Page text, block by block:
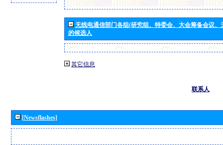
无线电通信部门各组(研究组、特委会、大会筹备会议
的候选人
其它信息
联系人
[Newsflashes]